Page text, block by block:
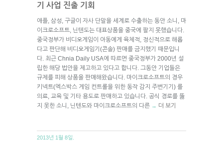
기 사업 진출 기회
애플, 삼성, 구글이 자사 단말을 세계로 수출하는 동안 소니, 마
이크로소프트, 닌텐도는 대표상품을 중국에 팔지 못했습니다.
중국정부가 비디오게임이 아동에게 육체적, 정신적으로 해롭
다고 판단해 비디오게임기(콘솔) 판매를 금지했기 때문입니
다. 최근 Chnia Daily USA에 따르면 중국정부가 2000년 설
립한 해당 법안을 제고하고 있다고 합니다. 그동안 기업들은
규제를 피해 상품을 판매해왔습니다. 마이크로소프트의 경우
키넥트(엑스박스 게임 컨트롤을 위한 동작 감지 주변기기) 를
의료, 교육 및 기타 용도로 판매하고 있습니다. 공식 경로를 뚫
지 못한 소니, 닌텐도와 마이크로소프트의 다른 → 더 보기
2013년 1월 8일.